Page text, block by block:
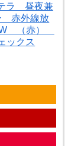
ラ 昼夜兼
赤外線放
（赤）
ックス